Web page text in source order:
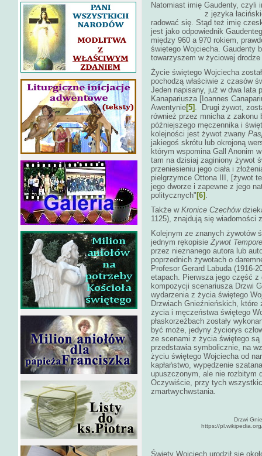
Natomiast imię Gaudenty, czyli
z języka łacińskiego i
radować się. Stąd też imię
jest jako odpowiednik
między 960 a 970 rokiem,
świętego Wojciecha. Gaudenty
towarzyszem w życiowej
Życie świętego Wojciecha
pochodzą właściwie z czasów
Jeden napisany, już w dwa lata
Kanapariusza [Ioannes
Awentynie[5] . Drugi żywot,
również przez mnicha z zakonu
późniejszego męczennika i
kolejności jest żywot zwany
jakiegoś skrótu lub okrojoną
którym wspomina Gall Anonim
tam na dzisiaj zaginiony żywot
przeniesieniu jego ciała i
pielgrzymce Ottona III, [żywot
jego dworze i zapewne z jego
politycznych" [6] .
Także w Kronice Czechów
1125), znajdują się wiadomości
Kolejnym ze znanych żywotów
jednym rękopisie Żywot
przez nieznanego autora lub
poprzednich żywotach o
Profesor Gerard Labuda (1916-
etapach. Pierwsza jego część z
kompozycji scenariusza Drzwi
wydarzenia z życia świętego
Drzwiach Gnieźnieńskich, które
życia i męczeństwa świętego
płaskorzeźbach zostały
być może, jedyny życiorys
ze scenami z życia świętego są
przedstawia symbolicznie, na
życiu świętego Wojciecha od
kapłaństwo, wypędzenie
upuszczonym, ale nie rozbitym
Oczywiście, przy tych
zmartwychwstania.
Drzwi
https://
Święty Wojciech urodził się